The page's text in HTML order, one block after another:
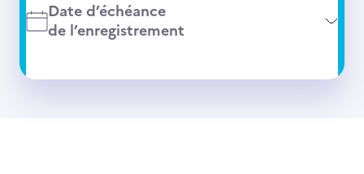
Date d’échéance
de l’enregistrement